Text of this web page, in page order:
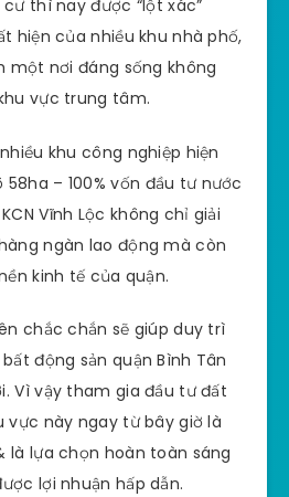
thì nay được “lột xác”
hiện của nhiều khu nhà phố,
nơi đáng sống không
vực trung tâm.
khu công nghiệp hiện
– 100% vốn đầu tư nước
Vĩnh Lộc không chỉ giải
ngàn lao động mà còn
kinh tế của quận.
chắc chắn sẽ giúp duy trì
động sản quận Bình Tân
Vì vậy tham gia đầu tư đất
vực này ngay từ bây giờ là
là lựa chọn hoàn toàn sáng
lợi nhuận hấp dẫn.